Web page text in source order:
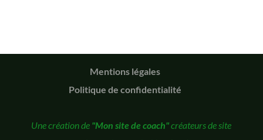
Mentions légales
Politique de confidentialité
Une création de "Mon site de coach"créateurs de site